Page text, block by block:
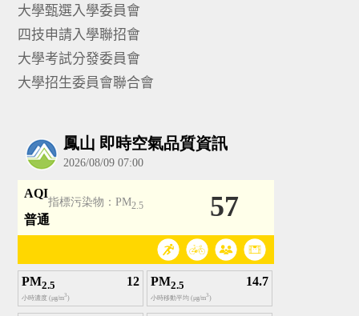
大學甄選入學委員會
四技申請入學聯招會
大學考試分發委員會
大學招生委員會聯合會